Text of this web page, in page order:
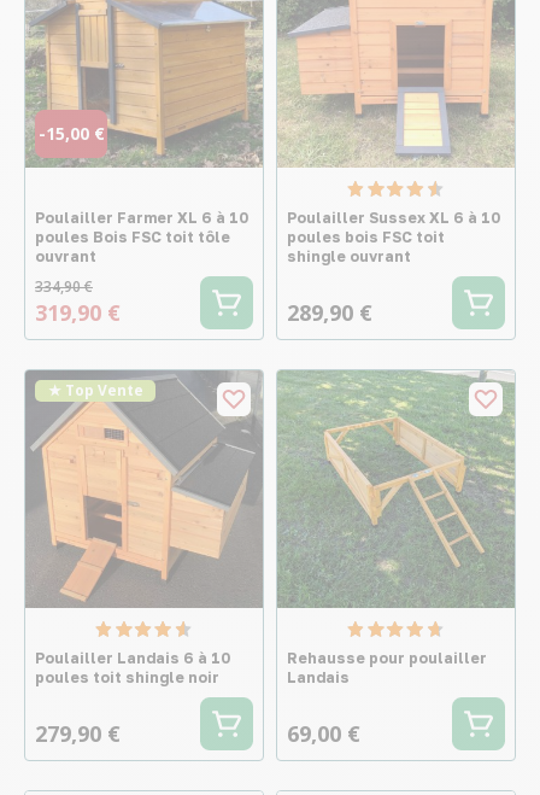
-15,00 €
Poulailler Farmer XL 6 à 10
poules Bois FSC toit tôle
ouvrant
334,90 €
319,90 €
Poulailler Sussex XL 6 à 10
poules bois FSC toit
shingle ouvrant
289,90 €
★ Top Vente
Poulailler Landais 6 à 10
poules toit shingle noir
279,90 €
Rehausse pour poulailler
Landais
69,00 €